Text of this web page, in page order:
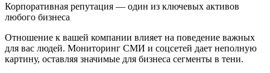
Корпоративная репутация — один из ключевых активов
любого бизнеса
Отношение к вашей компании влияет на поведение важных
для вас людей. Мониторинг СМИ и соцсетей дает неполную
картину, оставляя значимые для бизнеса сегменты в тени.